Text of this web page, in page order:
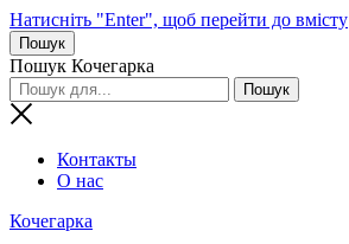
Натисніть "Enter", щоб перейти до вмісту
Пошук
Пошук Кочегарка
Контакты
О нас
Кочегарка